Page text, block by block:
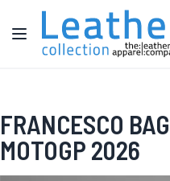
Salta al contenuto
Toggle Nav
FRANCESCO
MOTOGP 2026